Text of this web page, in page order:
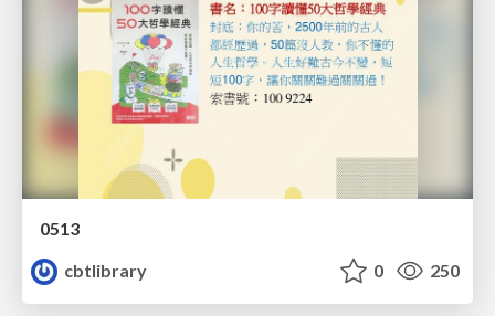
0513
cbtlibrary
0 250